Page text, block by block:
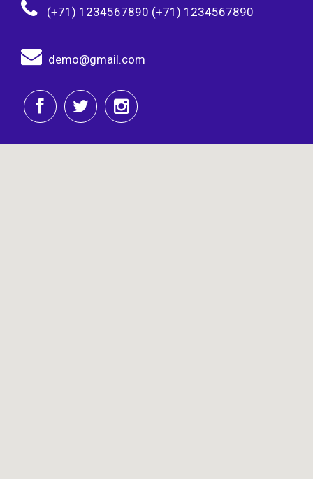
(+71) 1234567890 (+71) 1234567890
demo@gmail.com